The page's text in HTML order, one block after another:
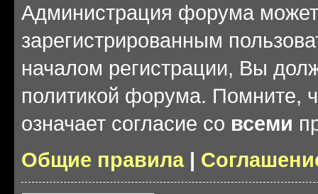
Администрация форума может
зарегистрированным
началом регистрации, Вы
политикой форума. Помните,
означает согласие со всеми
Общие правила|